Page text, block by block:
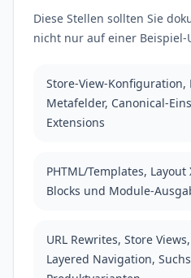
Diese Stellen sollten Sie
nicht nur auf einer Beispiel-
Store-View-
Metafelder, Canonical-
Extensions
PHTML/Templates,
Blocks und Module-
URL Rewrites, Store
Layered Navigation,